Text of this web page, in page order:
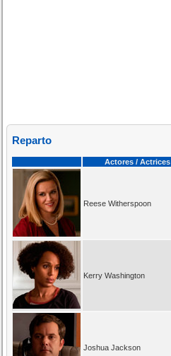
Reparto
Actores / Actrices
Reese Witherspoon
Kerry Washington
Joshua Jackson